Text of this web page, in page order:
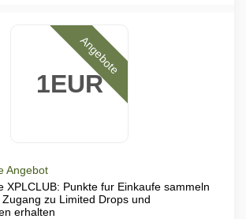
1EUR
Angebote
Angebot
XPLCLUB: Punkte fur Einkaufe sammeln
zu Limited Drops und
erhalten